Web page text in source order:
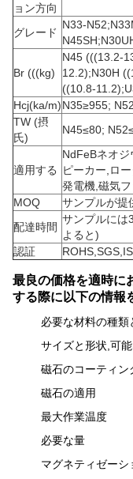
ョン方向
グレード
N33-
Br (((kg)
N45 (((13.2-
12.2);N30H
((10.8-
Hcj(ka/m)N35≥955;
TW (摂
氏)
N45≤80;
適用する
NdFeBネオ
ピーカー,ロ
発電機,磁気
MOQ
サンプルが提
配達時間
サンプルには
よると)
認証
最良の価格を適時に
する際に以下の情報
必要な材料の種類
サイズと形状,可
磁石のコーティン
磁石の適用
最大作業温度
必要な量
マグネティゼーシ